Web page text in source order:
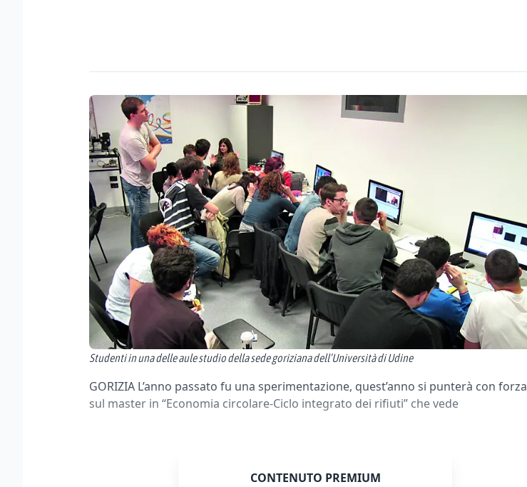
Studenti in una delle aule studio della sede goriziana dell’Università di Udine
GORIZIA L’anno passato fu una sperimentazione, quest’anno si punterà con forza
sul master in “Economia circolare-Ciclo integrato dei rifiuti” che vede
CONTENUTO PREMIUM